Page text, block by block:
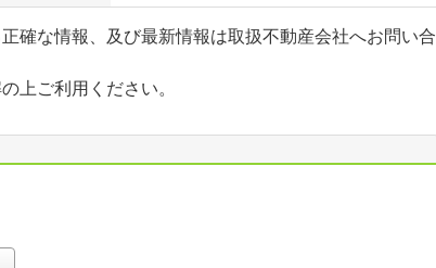
確な情報、及び最新情報は取扱不動産会社へお問い合
上ご利用ください。